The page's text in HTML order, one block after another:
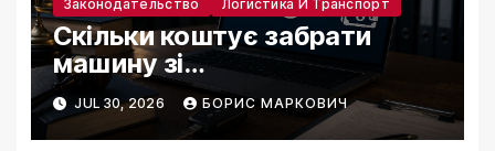
Законодательство Логистика И Транспорт
Скільки коштує забрати
машину зі
штрафмайданчика в Києві у
2026 році
JUL 30, 2026 БОРИС МАРКОВИЧ